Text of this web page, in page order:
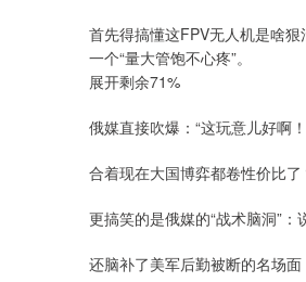
首先得搞懂这FPV无人机是啥
一个“量大管饱不心疼”。
展开剩余71%
俄媒直接吹爆：“这玩意儿好啊
合着现在大国博弈都卷性价比了
更搞笑的是俄媒的“战术脑洞”
还脑补了美军后勤被断的名场面